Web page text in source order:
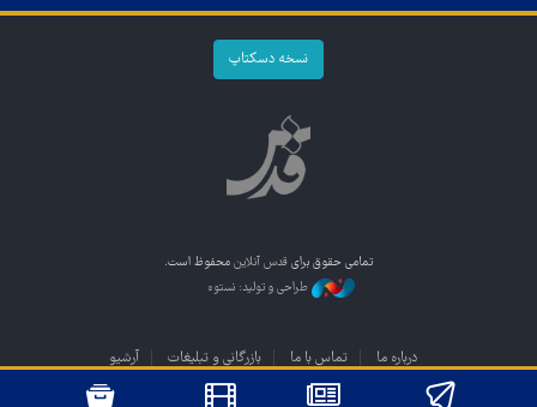
نسخه دسکتاپ
تمامی حقوق برای قدس آنلاین محفوظ است.
طراحی و تولید: نستوه
درباره ما تماس با ما بازرگانی و تبلیغات آرشیو